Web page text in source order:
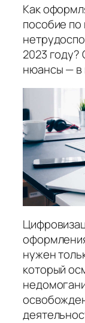
Как
пособие
2023
нюансы — в
нужен
который